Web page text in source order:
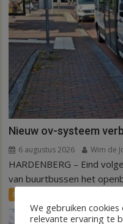
Nieuw ov-systeem
6 augustus 2026 Wim de
HARDENBERG – Eind
van buurtbussen het
FRONTPAGE
We gebruiken
relevante ervaring te